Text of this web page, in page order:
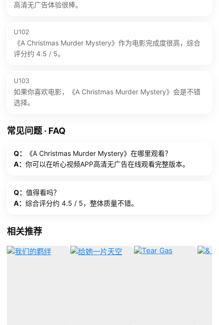
高清无广告体验很棒。
U102
《A Christmas Murder Mystery》作为电影完成度很高，综合
评分约 4.5 / 5。
U103
如果你喜欢电影，《A Christmas Murder Mystery》会是不错
选择。
常见问题 · FAQ
Q：
《A Christmas Murder Mystery》在哪里观看？
A： 你可以在听心视频APP高清无广告在线观看完整版本。
Q： 值得看吗？
A： 综合评分约 4.5 / 5，整体质量不错。
相关推荐